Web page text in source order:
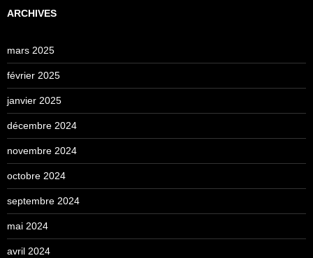
ARCHIVES
mars 2025
février 2025
janvier 2025
décembre 2024
novembre 2024
octobre 2024
septembre 2024
mai 2024
avril 2024